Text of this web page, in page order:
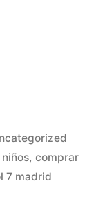
, comprar
7 madrid